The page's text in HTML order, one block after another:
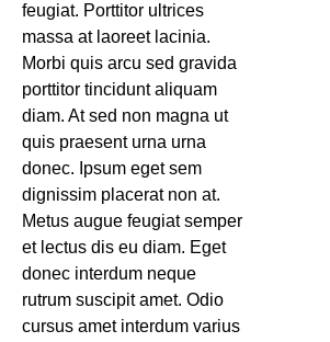
feugiat. Porttitor ultrices
massa at laoreet lacinia.
Morbi quis arcu sed gravida
porttitor tincidunt aliquam
diam. At sed non magna ut
quis praesent urna urna
donec. Ipsum eget sem
dignissim placerat non at.
Metus augue feugiat semper
et lectus dis eu diam. Eget
donec interdum neque
rutrum suscipit amet. Odio
cursus amet interdum varius